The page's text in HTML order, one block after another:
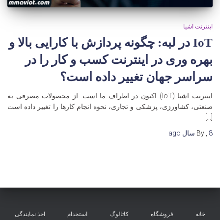
اینترنت اشیا
IoT در لبه: چگونه پردازش با کارایی بالا و
بهره وری در اینترنت کسب و کار را در
سراسر جهان تغییر داده است؟
اینترنت اشیا (IoT) اکنون در اطراف ما است. از محصولات مصرفی به
صنعتی، کشاورزی، پزشکی و تجاری، نحوه انجام کارها را تغییر داده است
[…]
By , 8 سال
خانه فروشگاه کاتالوگ استخدام اخذ نمایندگی